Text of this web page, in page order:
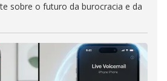
sobre o futuro da burocracia e da